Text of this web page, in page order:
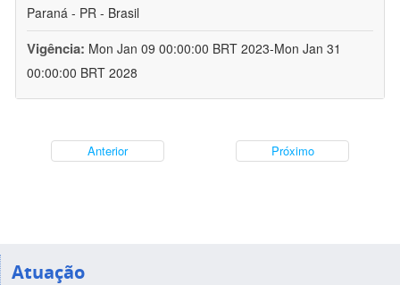
Paraná - PR - Brasil
Vigência: Mon Jan 09 00:00:00 BRT 2023-Mon Jan 31
00:00:00 BRT 2028
Anterior Próximo
Atuação